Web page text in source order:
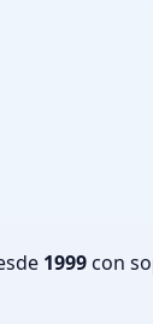
1999con